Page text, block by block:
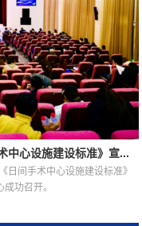
中心设施建设标准》宣...
日间手术中心设施建设标准》
功召开。